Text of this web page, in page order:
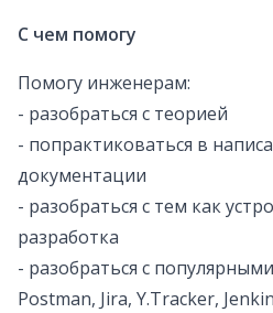
С чем помогу
Помогу инженерам:
- разобраться с теорией
- попрактиковаться в
документации
- разобраться с тем как
разработка
- разобраться с
Postman, Jira, Y.Tracker,